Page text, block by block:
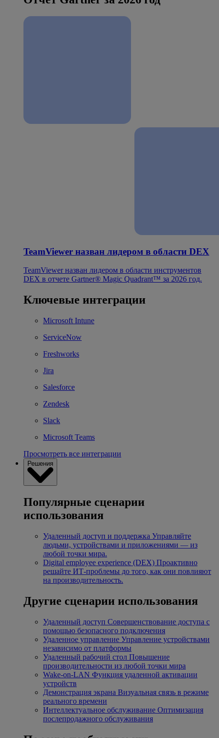
TeamViewer назван лидером в области DEX
TeamViewer назван лидером в области инструментов
DEX в отчете Gartner® Magic Quadrant™ за 2026 год.
Ключевые интеграции
Microsoft Intune
ServiceNow
Freshworks
Jira
Salesforce
Zendesk
Slack
Microsoft Teams
Просмотреть все интеграции
Решения
Популярные сценарии
использования
Удаленный доступ и поддержка Управляйте
людьми, устройствами и приложениями — из
любой точки мира.
Digital employee experience (DEX) Проактивно
решайте ИТ-проблемы до того, как они повлияют
на производительность.
Другие сценарии использования
Удаленный доступ Совершенствование доступа с
помощью безопасного подключения
Удаленное управление Управление устройствами
независимо от платформы
Удаленный рабочий стол Повышение
производительности из любой точки мира
Wake-on-LAN Функция удаленной активации
устройств
Демонстрация экрана Визуальная связь в режиме
реального времени
Интеллектуальное обслуживание Оптимизация
послепродажного обслуживания